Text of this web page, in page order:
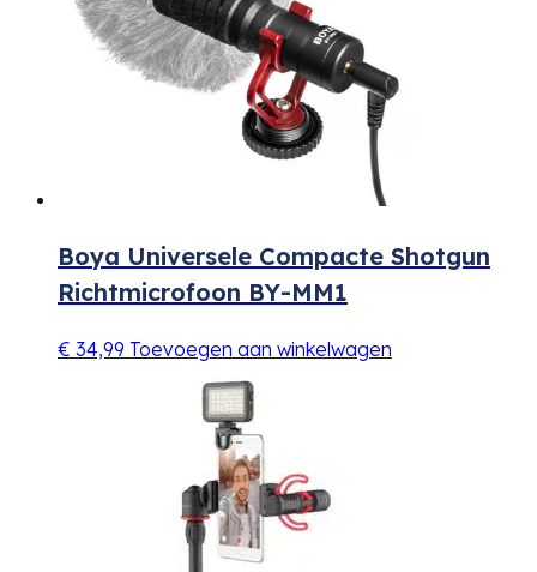
Boya Universele Compacte Shotgun
Richtmicrofoon BY-MM1
€ 34,99 Toevoegen aan winkelwagen